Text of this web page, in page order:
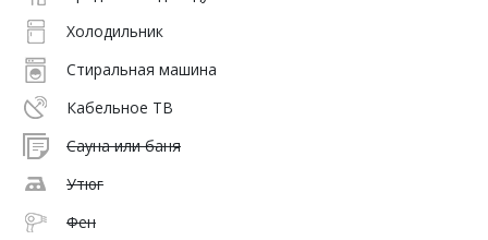
Холодильник
Стиральная машина
Кабельное ТВ
Сауна или баня
Утюг
Фен